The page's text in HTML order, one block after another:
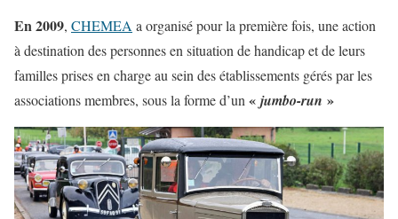
En 2009, CHEMEAa organisé pour la première fois, une action
à destination des personnes en situation de handicap et de leurs
familles prises en charge au sein des établissements gérés par les
associations membres, sous la forme d’un« jumbo-run »